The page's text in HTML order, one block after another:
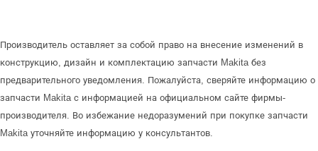
Производитель оставляет за собой право на внесение изменений в
конструкцию, дизайн и комплектацию запчасти Makita без
предварительного уведомления. Пожалуйста, сверяйте информацию о
запчасти Makita с информацией на официальном сайте фирмы-
производителя. Во избежание недоразумений при покупке запчасти
Makita уточняйте информацию у консультантов.